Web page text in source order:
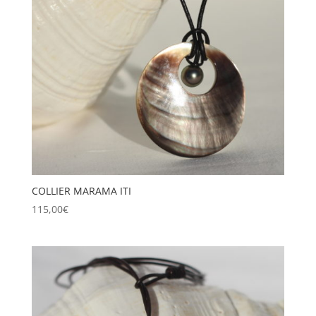
COLLIER MARAMA ITI
115,00€